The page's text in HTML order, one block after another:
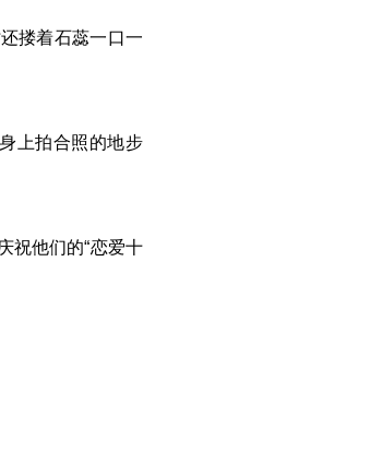
搂着石蕊一口一
上拍合照的地步
祝他们的“恋爱十